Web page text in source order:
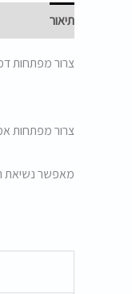
תיאור
צרור מפתחות
צרור מפתחות
מאפשר נשיאת